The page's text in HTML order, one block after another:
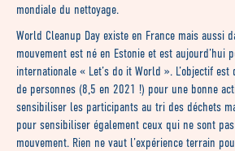
mondiale du nettoyage.
World Cleanup Day existe en France mais aussi
mouvement est né en Estonie et est aujourd’hui
internationale « Let’s do it World ». L’objectif
de personnes (8,5 en 2021 !) pour une bonne
sensibiliser les participants au tri des déchets
pour sensibiliser également ceux qui ne sont
mouvement. Rien ne vaut l’expérience terrain